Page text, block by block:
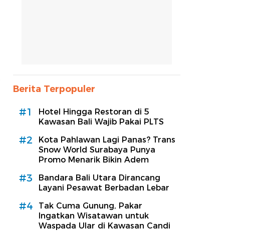
Berita Terpopuler
#1
Hotel Hingga Restoran di 5
Kawasan Bali Wajib Pakai PLTS
#2
Kota Pahlawan Lagi Panas? Trans
Snow World Surabaya Punya
Promo Menarik Bikin Adem
#3
Bandara Bali Utara Dirancang
Layani Pesawat Berbadan Lebar
#4
Tak Cuma Gunung, Pakar
Ingatkan Wisatawan untuk
Waspada Ular di Kawasan Candi